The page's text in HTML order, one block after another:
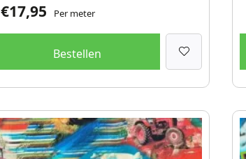
€17,95 Per meter
Bestellen